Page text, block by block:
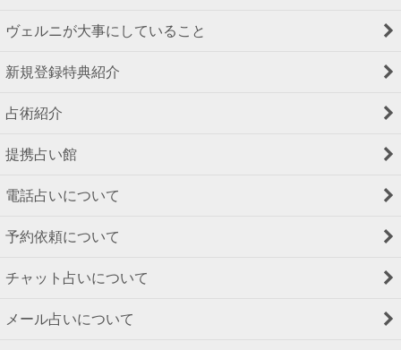
ヴェルニが大事にしていること
新規登録特典紹介
占術紹介
提携占い館
電話占いについて
予約依頼について
チャット占いについて
メール占いについて